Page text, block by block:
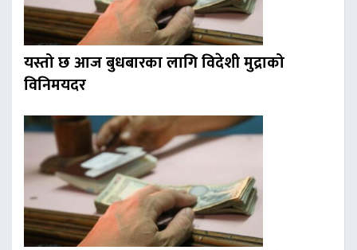
यस्तो छ आज बुधबारका लागि विदेशी मुद्राको
विनिमयदर